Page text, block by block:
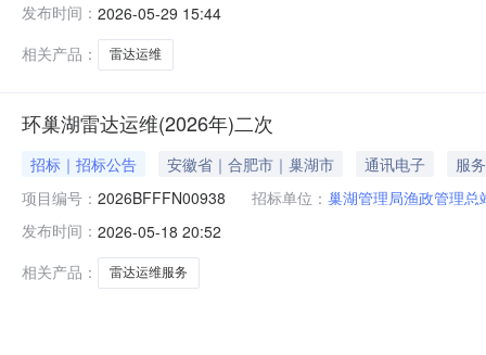
理总站地址：合肥市巢湖市半汤路与姥山路交叉口联系
2588号（
发布时间： 2026-05-29 15:44
相关产品：
雷达运维
环巢湖雷达运维(2026年)二次
招标｜招标公告 安徽省｜合肥市｜巢湖市 通讯电子
服务
项目编号： 2026BFFFN00938 招标单位： 巢湖管理局渔政管理总
发布时间： 2026-05-18 20:52
相关产品：
雷达运维服务